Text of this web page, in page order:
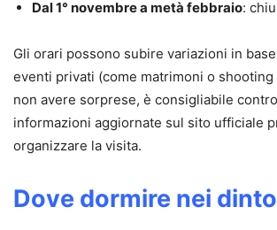
Dal 1° novembre a metà febbraio:
Gli orari possono subire variazioni in
eventi privati (come matrimoni o
non avere sorprese, è consigliabile
informazioni aggiornate sul sito ufficiale
organizzare la visita.
Dove dormire nei